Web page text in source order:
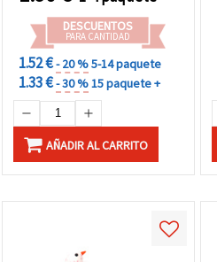
DESCUENTOS
PARA CANTIDAD
1.52 €- 20 %5-14 paquete
1.33 €- 30 %15 paquete +
AÑADIR AL CARRITO